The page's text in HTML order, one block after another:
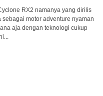
RX2 namanya yang dirilis
sebagai motor adventure nyaman
aja dengan teknologi cukup